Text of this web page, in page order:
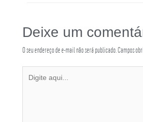
Deixe um
O seu endereço de e-mail não será publicado. Campos